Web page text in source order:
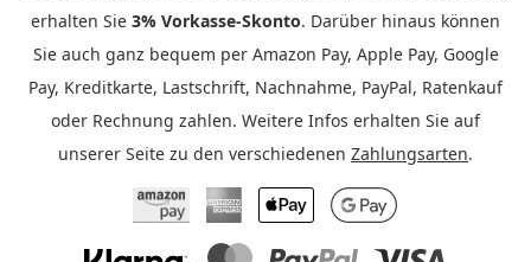
erhalten Sie 3% Vorkasse-Skonto. Darüber hinaus können
Sie auch ganz bequem per Amazon Pay, Apple Pay, Google
Pay, Kreditkarte, Lastschrift, Nachnahme, PayPal, Ratenkauf
oder Rechnung zahlen. Weitere Infos erhalten Sie auf
unserer Seite zu den verschiedenen Zahlungsarten.
Amazon PayAmerican Express
Apple Pay Google Pay